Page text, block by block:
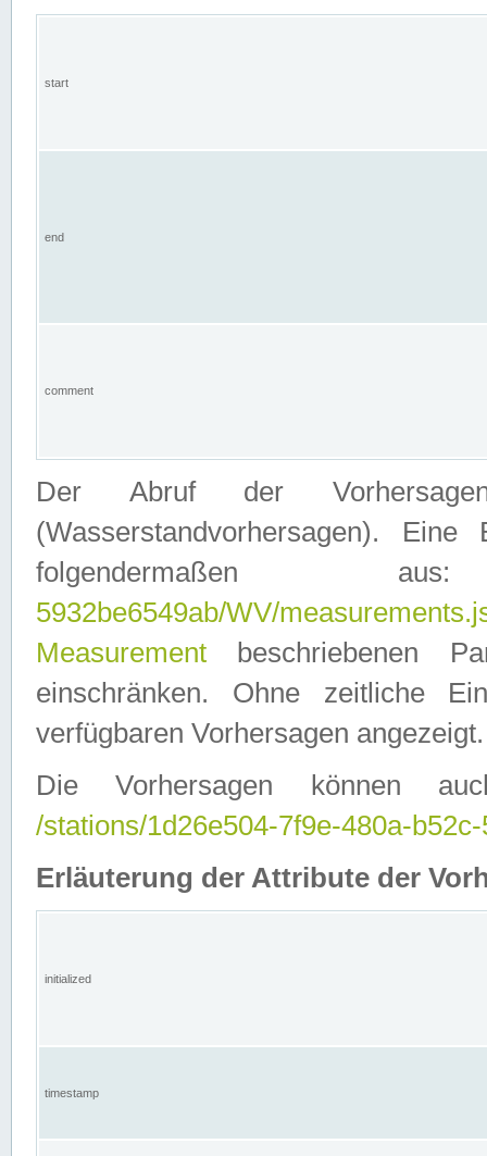
start
end
comment
Der Abruf der
(Wasserstandvorhersagen).
folgendermaßen
5932be6549ab/WV/
Measurement beschriebenen
einschränken. Ohne zeitliche
verfügbaren Vorhersagen angezeigt.
Die Vorhersagen können
/stations/1d26e504-7f9e-480a-
Erläuterung der Attribute der
initialized
timestamp